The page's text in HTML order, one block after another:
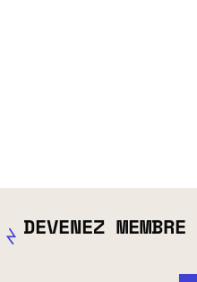
DEVENEZ